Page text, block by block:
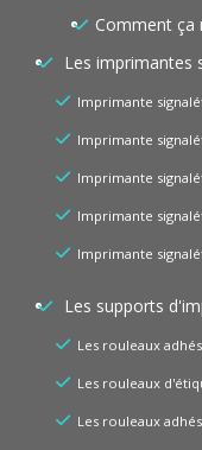
Comment ça
Les imprimantes
Imprimante
Imprimante
Imprimante
Imprimante
Imprimante
Les supports
Les rouleaux
Les rouleaux
Les rouleaux